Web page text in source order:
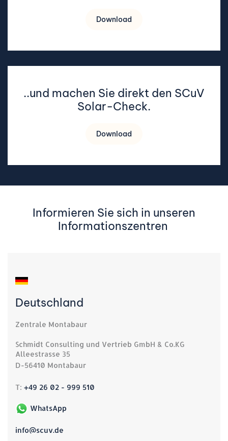
Download
..und machen Sie direkt den SCuV
Solar-Check.
Download
Informieren Sie sich in unseren
Informationszentren
Deutschland
Zentrale Montabaur
Schmidt Consulting und Vertrieb GmbH & Co.KG
Alleestrasse 35
D-56410 Montabaur
T: +49 26 02 - 999 510
WhatsApp
info@scuv.de